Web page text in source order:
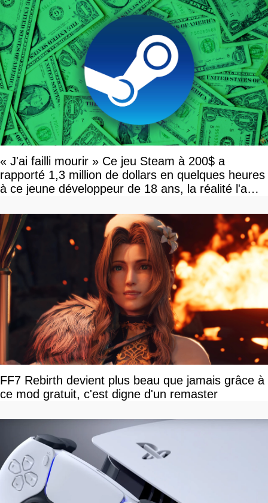
« J'ai failli mourir » Ce jeu Steam à 200$ a
rapporté 1,3 million de dollars en quelques heures
à ce jeune développeur de 18 ans, la réalité l'a
FF7 Rebirth devient plus beau que jamais grâce à
ce mod gratuit, c'est digne d'un remaster